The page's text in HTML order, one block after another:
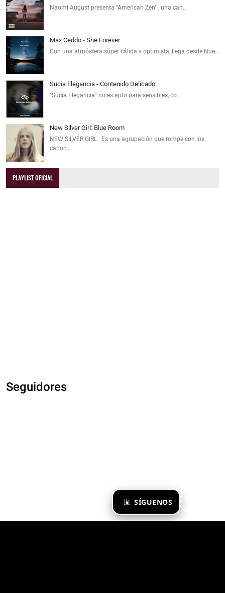
SÍGUENOS
Naomi August presenta "American Zen" , una can…
Max Ceddo - She Forever
Con una atmósfera súper cálida y optimista, llega desde Nue…
Sucia Elegancia - Contenido Delicado
"Sucia Elegancia" no es apto para sensibles, co…
New Silver Girl: Blue Room
NEW SILVER GIRL : Es una agrupación que rompe con los
canon…
PLAYLIST OFICIAL
Seguidores